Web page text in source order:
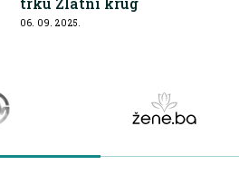
06. 09. 2025.